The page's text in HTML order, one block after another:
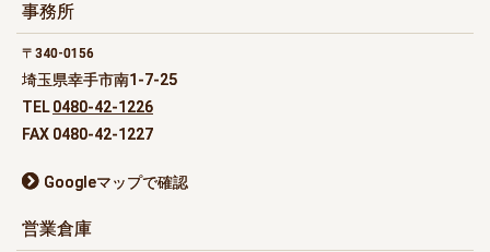
事務所
340-0156
埼玉県幸手市南1-7-25
TEL0480-42-1226
FAX 0480-42-1227
Googleマップで確認
営業倉庫